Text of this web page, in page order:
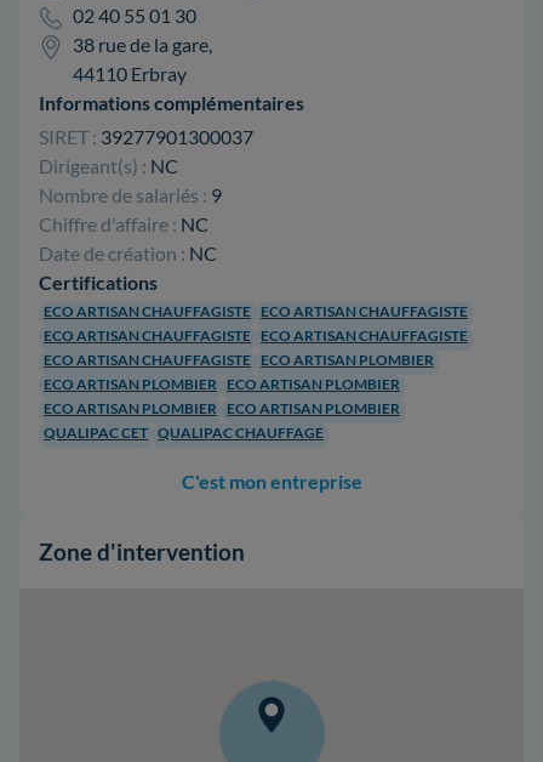
02 40 55 01 30
38 rue de la gare,
44110 Erbray
Informations complémentaires
SIRET : 39277901300037
Dirigeant(s) : NC
Nombre de salariés : 9
Chiffre d'affaire : NC
Date de création : NC
Certifications
ECO ARTISAN CHAUFFAGISTE ECO ARTISAN CHAUFFAGISTE
ECO ARTISAN CHAUFFAGISTE ECO ARTISAN CHAUFFAGISTE
ECO ARTISAN CHAUFFAGISTE ECO ARTISAN PLOMBIER
ECO ARTISAN PLOMBIER ECO ARTISAN PLOMBIER
ECO ARTISAN PLOMBIER ECO ARTISAN PLOMBIER
QUALIPAC CET QUALIPAC CHAUFFAGE
C'est mon entreprise
Zone d'intervention